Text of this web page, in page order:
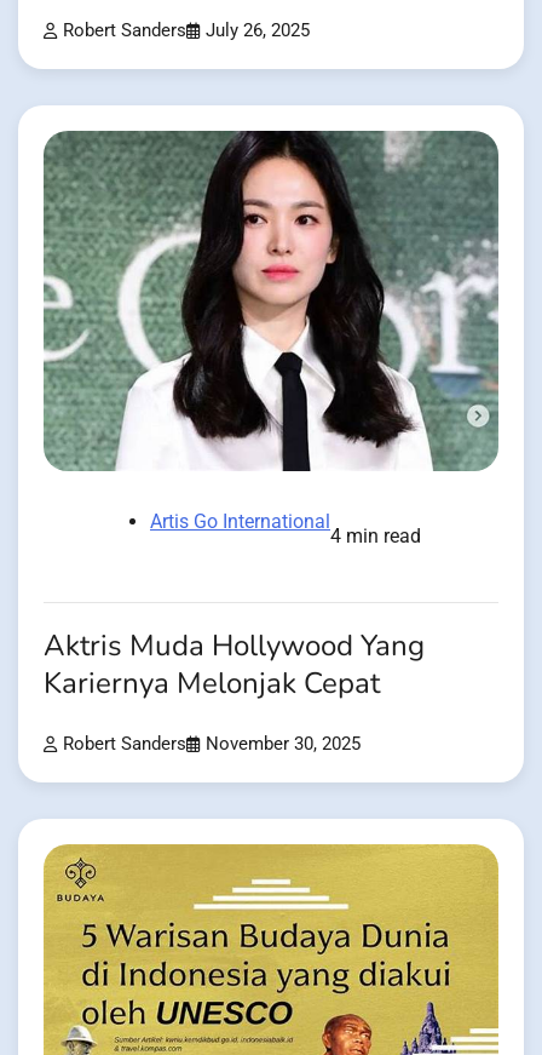
Robert Sanders July 26, 2025
Artis Go International
4 min read
Aktris Muda Hollywood Yang
Kariernya Melonjak Cepat
Robert Sanders November 30, 2025